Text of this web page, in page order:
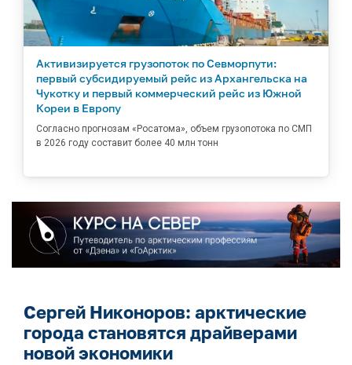
Активизируется грузопоток по Севморпути:
первый субсидируемый рейс из Архангельска на
Чукотку и первый коммерческий рейс из Южной
Кореи в Европу
Согласно прогнозам «Росатома», объем грузопотока по СМП
в 2026 году составит более 40 млн тонн
Сергей Никоноров: арктические
города становятся драйверами
новой экономики